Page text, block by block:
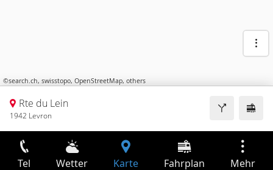
©search.ch, swisstopo, OpenStreetMap, others
Rte du Lein
1942 Levron
Tel Wetter Karte Fahrplan Mehr